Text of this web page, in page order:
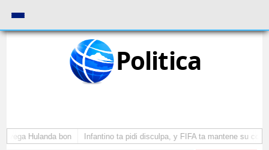
Politica
Hulanda bon Infantino ta pidi disculpa, y FIFA ta mantene su como